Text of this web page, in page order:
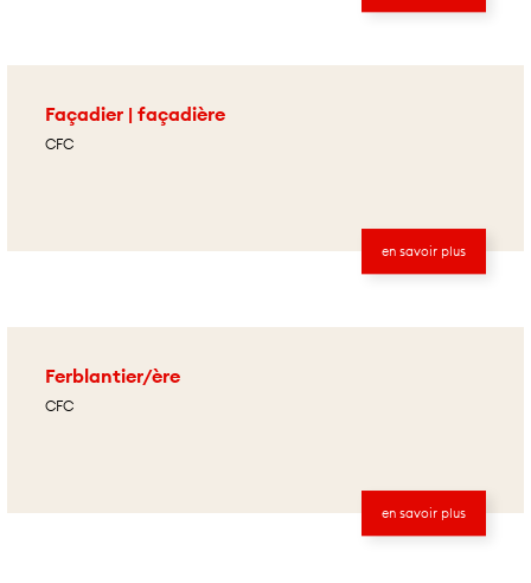
Façadier | façadière
CFC
en savoir plus
Ferblantier/ère
CFC
en savoir plus